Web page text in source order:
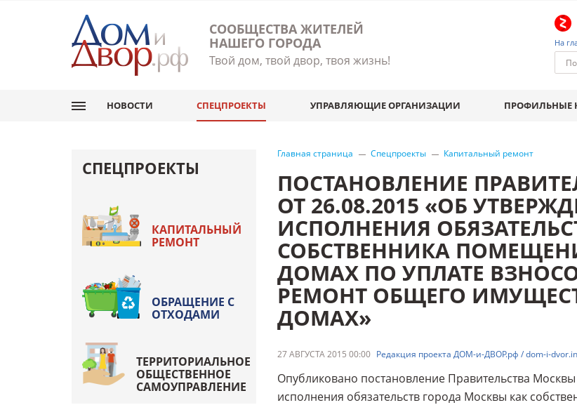
СООБЩЕСТВА ЖИТЕЛЕЙ
НАШЕГО ГОРОДА
Твой дом, твой двор, твоя жизнь!
На
НОВОСТИ СПЕЦПРОЕКТЫ УПРАВЛЯЮЩИЕ ОРГАНИЗАЦИИ ПРОФИЛЬНЫЕ
Главная страница Спецпроекты Капитальный ремонт
ПОСТАНОВЛЕНИЕ
ОТ 26.08.2015 «ОБ
ИСПОЛНЕНИЯ
СОБСТВЕННИКА
ДОМАХ ПО УПЛАТЕ
РЕМОНТ ОБЩЕГО
ДОМАХ»
27 АВГУСТА 2015 00:00 Редакция проекта ДОМ-и-ДВОР.рф / dom-i-
Опубликовано постановление Правительства
исполнения обязательств города Москвы как
СПЕЦПРОЕКТЫ
КАПИТАЛЬНЫЙ
РЕМОНТ
ОБРАЩЕНИЕ С
ОТХОДАМИ
ТЕРРИТОРИАЛЬНОЕ
ОБЩЕСТВЕННОЕ
САМОУПРАВЛЕНИЕ